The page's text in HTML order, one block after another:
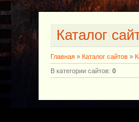
Каталог
Главная » Каталог сайтов »
В категории сайтов: 0